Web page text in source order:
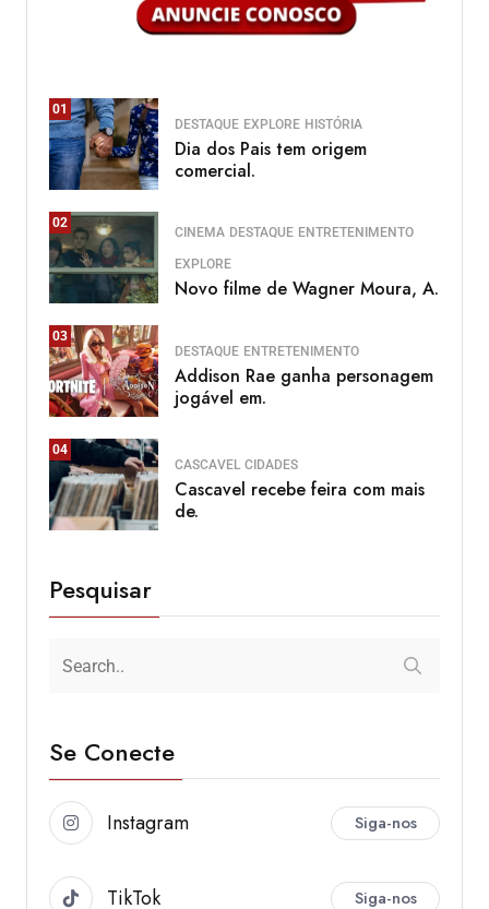
01
DESTAQUE EXPLORE HISTÓRIA
Dia dos Pais tem origem
comercial.
02
CINEMA DESTAQUE ENTRETENIMENTO
EXPLORE
Novo filme de Wagner Moura, A.
03
DESTAQUE ENTRETENIMENTO
Addison Rae ganha personagem
jogável em.
04
CASCAVEL CIDADES
Cascavel recebe feira com mais
de.
Pesquisar
Se Conecte
Instagram Siga-nos
TikTok Siga-nos